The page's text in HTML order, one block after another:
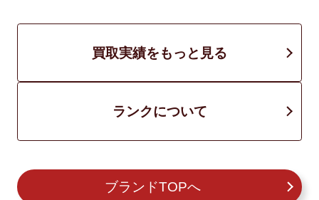
買取実績をもっと見る
ランクについて
ブランドTOPへ